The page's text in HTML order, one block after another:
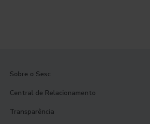
Sobre o Sesc
Central de Relacionamento
Transparência